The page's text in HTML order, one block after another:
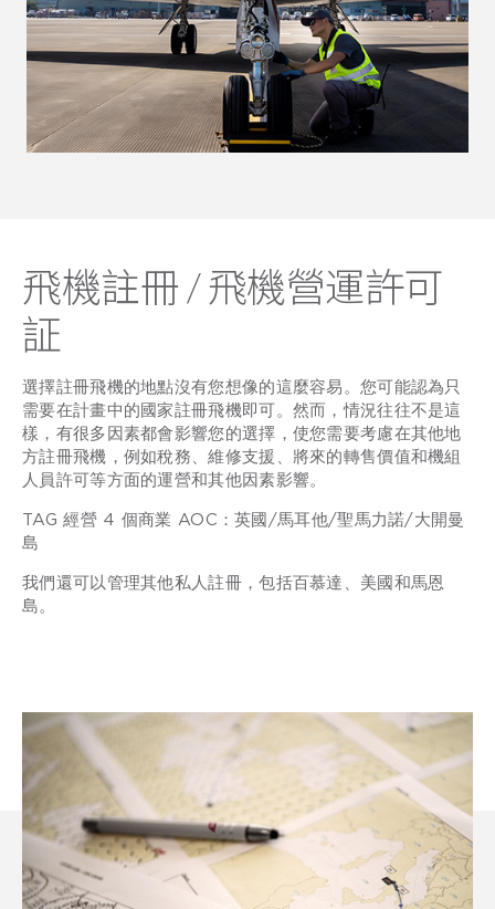
飛機註冊 / 飛機營運許可
証
選擇註冊飛機的地點沒有您想像的這麼容易。您可能認為只
需要在計畫中的國家註冊飛機即可。然而，情況往往不是這
樣，有很多因素都會影響您的選擇，使您需要考慮在其他地
方註冊飛機，例如稅務、維修支援、將來的轉售價值和機組
人員許可等方面的運營和其他因素影響。
TAG 經營 4 個商業 AOC：英國/馬耳他/聖馬力諾/大開曼
島
我們還可以管理其他私人註冊，包括百慕達、美國和馬恩
島。